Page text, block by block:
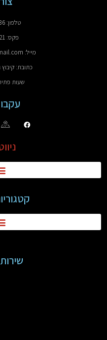
טלפון: 074-708-71-36
פקס: 03-681-69-21
מייל: hatamburia@gmail.com
כתובת: קיבוץ גלויות
שעות פתיחה: